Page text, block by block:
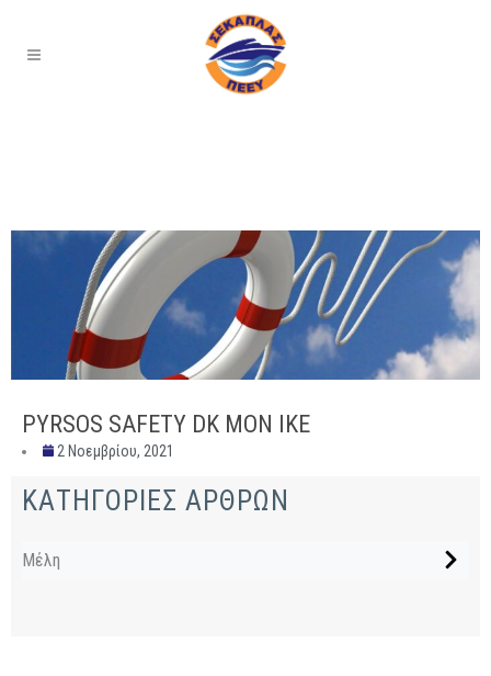
PYRSOS SAFETY DK MON IKE
2 Νοεμβρίου, 2021
ΚΑΤΗΓΟΡΙΕΣ ΑΡΘΡΩΝ
Μέλη